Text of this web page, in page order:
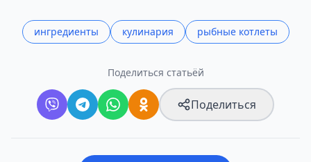
ингредиенты кулинария рыбные котлеты
Поделиться статьёй
Поделиться